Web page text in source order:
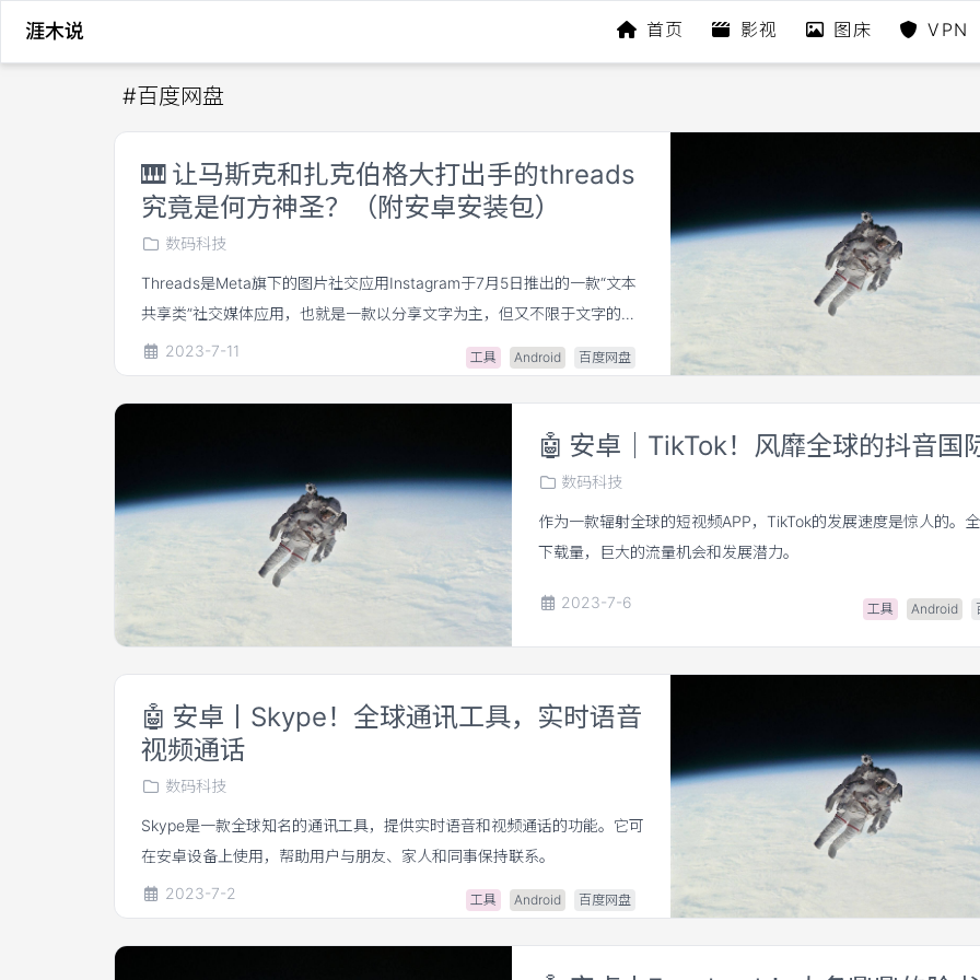
涯木说 首页 影视 图床 VPN
#百度网盘
🎹 让马斯克和扎克伯格大打出手的threads
究竟是何方神圣？（附安卓安装包）
数码科技
Threads是Meta旗下的图片社交应用Instagram于7月5日推出的一款“文本
共享类”社交媒体应用，也就是一款以分享文字为主，但又不限于文字的社
交媒体应用，图片、视频类的内容都可以正常发布。如果要类比的话，那
就是一款类twitter的应用。threads的本意是什么呢？大概意思是线索;思
路;脉络;线状物;思绪;贯穿的主线，和这款应用是比较搭的。
2023-7-11 工具 Android 百度网盘
🤖 安卓｜TikTok！风靡全球的抖音国
数码科技
作为一款辐射全球的短视频APP，TikTok的发展速度是惊人的。
下载量，巨大的流量机会和发展潜力。
2023-7-6 工具 Android
🤖 安卓丨Skype！全球通讯工具，实时语音
视频通话
数码科技
Skype是一款全球知名的通讯工具，提供实时语音和视频通话的功能。它可
在安卓设备上使用，帮助用户与朋友、家人和同事保持联系。
2023-7-2
工具 Android 百度网盘